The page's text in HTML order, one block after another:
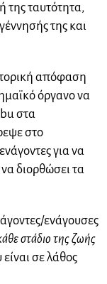
της ταυτότητα,
της και
απόφαση
όργανο να
στα
στο
για να
διορθώσει τα
ενάγουσες
στάδιο της ζωής
σε λάθος